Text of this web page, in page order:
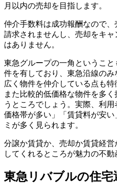
月以内の売却を目指します。
仲介手数料は成功報酬なので
請求されませんし、売却をキ
はありません。
東急グループの一角というこ
件を有しており、東急沿線の
広く物件を仲介している点も特
また比較的低価格な物件を多
うところでしょう。実際、利
価格帯が多い」「賃貸料が安
ミが多く見られます。
分譲か賃貸か、売却か賃貸経営
してくれるところが魅力の不動
東急リバブルの住宅